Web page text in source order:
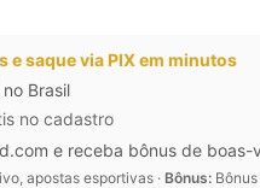
saque via PIX em minutos
Brasil
no cadastro
e receba bônus de
apostas esportivas · Bônus: